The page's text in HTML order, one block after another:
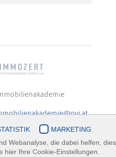
MARKETING
Webanalyse, die dabei helfen,
hier Ihre Cookie-Einstellungen.